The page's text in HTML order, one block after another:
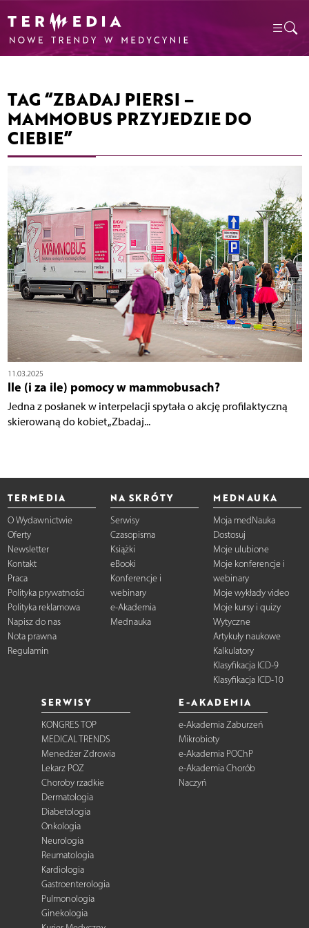
TAG “ZBADAJ PIERSI –
MAMMOBUS PRZYJEDZIE DO
CIEBIE”
11.03.2025
Ile (i za ile) pomocy w mammobusach?
Jedna z posłanek w interpelacji spytała o akcję profilaktyczną
skierowaną do kobiet „Zbadaj...
TERMEDIA
O Wydawnictwie
Oferty
Newsletter
Kontakt
Praca
Polityka prywatności
Polityka reklamowa
Napisz do nas
Nota prawna
Regulamin
NA SKRÓTY
Serwisy
Czasopisma
Książki
eBooki
Konferencje i
webinary
e-Akademia
Mednauka
MEDNAUKA
Moja medNauka
Dostosuj
Moje ulubione
Moje konferencje i
webinary
Moje wykłady video
Moje kursy i quizy
Wytyczne
Artykuły naukowe
Kalkulatory
Klasyfikacja ICD-9
Klasyfikacja ICD-10
SERWISY
KONGRES TOP
MEDICAL TRENDS
Menedżer Zdrowia
Lekarz POZ
Choroby rzadkie
Dermatologia
Diabetologia
Onkologia
Neurologia
Reumatologia
Kardiologia
Gastroenterologia
Pulmonologia
Ginekologia
E-AKADEMIA
e-Akademia Zaburzeń
Mikrobioty
e-Akademia POChP
e-Akademia Chorób
Naczyń